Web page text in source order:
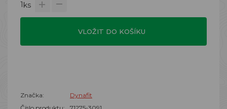
1ks
VLOŽIT DO KOŠÍKU
Značka:
Dynafit